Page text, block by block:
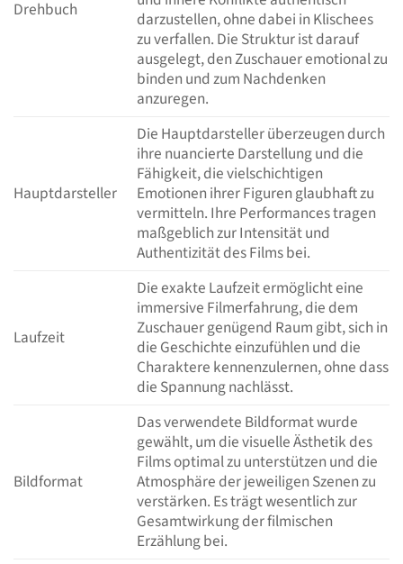
Drehbuch
darzustellen, ohne dabei in Klischees
zu verfallen. Die Struktur ist darauf
ausgelegt, den Zuschauer emotional zu
binden und zum Nachdenken
anzuregen.
Hauptdarsteller
Die Hauptdarsteller überzeugen durch
ihre nuancierte Darstellung und die
Fähigkeit, die vielschichtigen
Emotionen ihrer Figuren glaubhaft zu
vermitteln. Ihre Performances tragen
maßgeblich zur Intensität und
Authentizität des Films bei.
Laufzeit
Die exakte Laufzeit ermöglicht eine
immersive Filmerfahrung, die dem
Zuschauer genügend Raum gibt, sich in
die Geschichte einzufühlen und die
Charaktere kennenzulernen, ohne dass
die Spannung nachlässt.
Bildformat
Das verwendete Bildformat wurde
gewählt, um die visuelle Ästhetik des
Films optimal zu unterstützen und die
Atmosphäre der jeweiligen Szenen zu
verstärken. Es trägt wesentlich zur
Gesamtwirkung der filmischen
Erzählung bei.